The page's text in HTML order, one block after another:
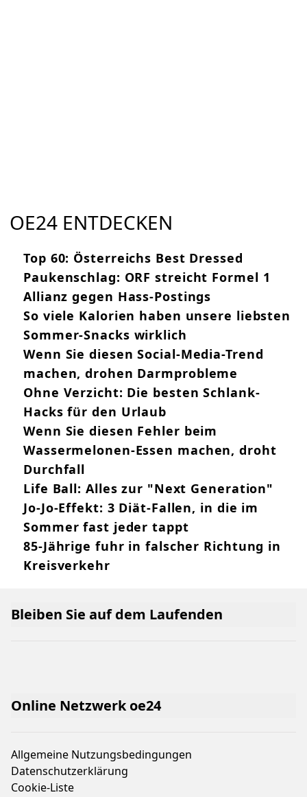
OE24 ENTDECKEN
Top 60: Österreichs Best Dressed
Paukenschlag: ORF streicht Formel 1
Allianz gegen Hass-Postings
So viele Kalorien haben unsere liebsten
Sommer-Snacks wirklich
Wenn Sie diesen Social-Media-Trend
machen, drohen Darmprobleme
Ohne Verzicht: Die besten Schlank-
Hacks für den Urlaub
Wenn Sie diesen Fehler beim
Wassermelonen-Essen machen, droht
Durchfall
Life Ball: Alles zur "Next Generation"
Jo-Jo-Effekt: 3 Diät-Fallen, in die im
Sommer fast jeder tappt
85-Jährige fuhr in falscher Richtung in
Kreisverkehr
Online Netzwerk oe24
Allgemeine Nutzungsbedingungen
Datenschutzerklärung
Cookie-Liste
Bleiben Sie auf dem Laufenden